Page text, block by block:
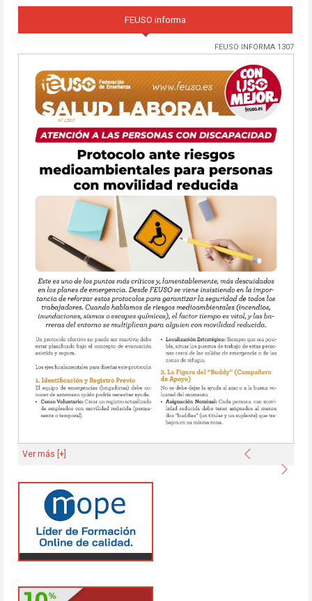
FEUSO informa
FEUSO INFORMA 1307
Anterior
Ver más [+]